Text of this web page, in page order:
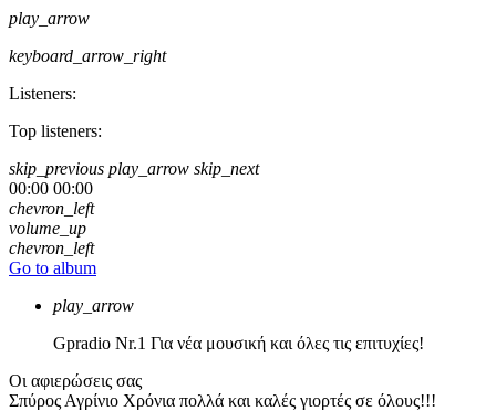
play_arrow
keyboard_arrow_right
Listeners:
Top listeners:
skip_previous play_arrow skip_next
00:00 00:00
chevron_left
volume_up
chevron_left
Go to album
play_arrow
Gpradio Nr.1 Για νέα μουσική και όλες τις επιτυχίες!
Οι αφιερώσεις σας
Σπύρος Αγρίνιο Χρόνια πολλά και καλές γιορτές σε όλους!!!